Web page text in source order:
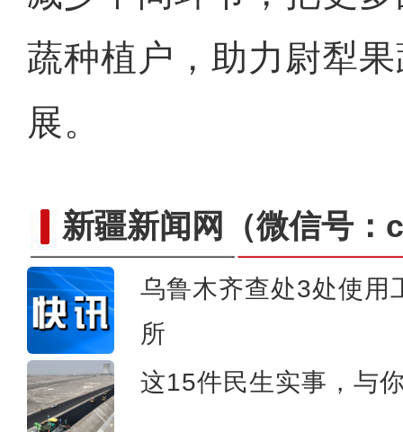
蔬种植户，助力尉犁
展。
新疆新闻网 （微信号
乌鲁木齐查处3处使用
所
这15件民生实事，与
新疆沙雅县：多彩校园活